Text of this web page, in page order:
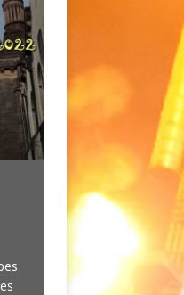
LES
concert du
Les OldBoys c’est
qui venait pour la
au Marquee à